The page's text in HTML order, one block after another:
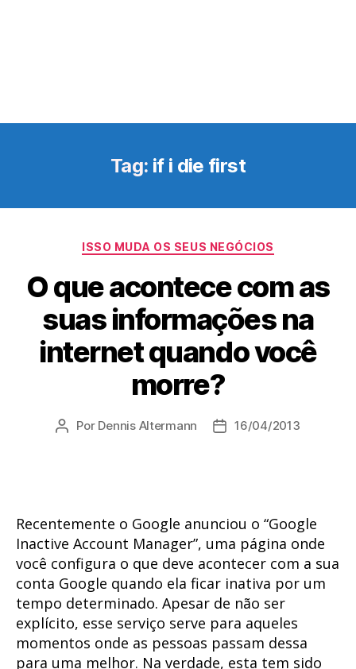
Tag: if i die first
Categorias
ISSO MUDA OS SEUS NEGÓCIOS
O que acontece com as
suas informações na
internet quando você
morre?
Autor
Por Dennis Altermann
Data16/04/2013
Recentemente o Google anunciou o “Google
Inactive Account Manager”, uma página onde
você configura o que deve acontecer com a sua
conta Google quando ela ficar inativa por um
tempo determinado. Apesar de não ser
explícito, esse serviço serve para aqueles
momentos onde as pessoas passam dessa
para uma melhor. Na verdade, esta tem sido